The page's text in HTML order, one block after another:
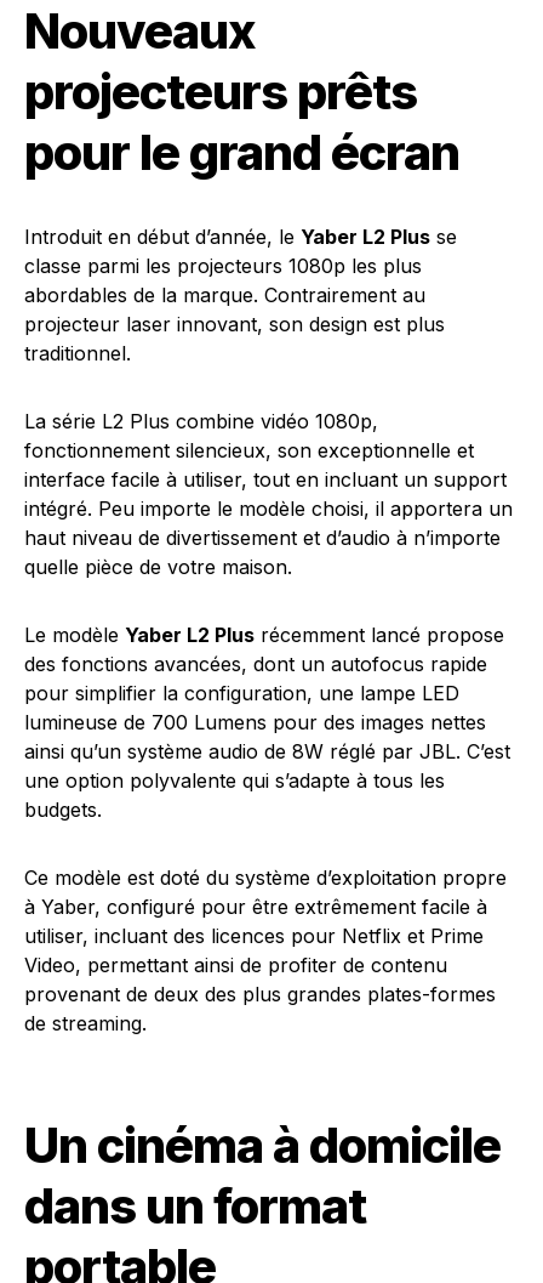
Nouveaux
projecteurs prêts
pour le grand écran
Introduit en début d’année, le Yaber L2 Plus se
classe parmi les projecteurs 1080p les plus
abordables de la marque. Contrairement au
projecteur laser innovant, son design est plus
traditionnel.
La série L2 Plus combine vidéo 1080p,
fonctionnement silencieux, son exceptionnelle et
interface facile à utiliser, tout en incluant un support
intégré. Peu importe le modèle choisi, il apportera un
haut niveau de divertissement et d’audio à n’importe
quelle pièce de votre maison.
Le modèle Yaber L2 Plus récemment lancé propose
des fonctions avancées, dont un autofocus rapide
pour simplifier la configuration, une lampe LED
lumineuse de 700 Lumens pour des images nettes
ainsi qu’un système audio de 8W réglé par JBL. C’est
une option polyvalente qui s’adapte à tous les
budgets.
Ce modèle est doté du système d’exploitation propre
à Yaber, configuré pour être extrêmement facile à
utiliser, incluant des licences pour Netflix et Prime
Video, permettant ainsi de profiter de contenu
provenant de deux des plus grandes plates-formes
de streaming.
Un cinéma à domicile
dans un format
portable